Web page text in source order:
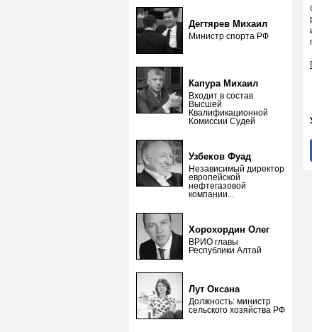
Дегтярев Михаил
Министр спорта РФ
Капура Михаил
Входит в состав
Высшей
Квалификационной
Комиссии Судей
Узбеков Фуад
Независимый директор
европейской
нефтегазовой
компании...
Хорохордин Олег
ВРИО главы
Республики Алтай
Лут Оксана
Должность: министр
сельского хозяйства РФ